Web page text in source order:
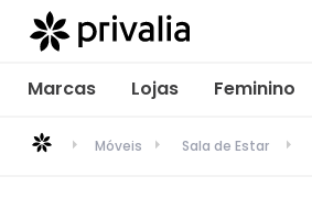
Marcas Lojas Feminino
Móveis Sala de Estar